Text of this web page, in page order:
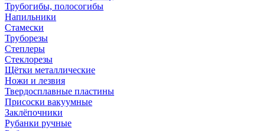
Трубогибы, полосогибы
Напильники
Стамески
Труборезы
Степлеры
Стеклорезы
Щётки металлические
Ножи и лезвия
Твердосплавные пластины
Присоски вакуумные
Заклёпочники
Рубанки ручные